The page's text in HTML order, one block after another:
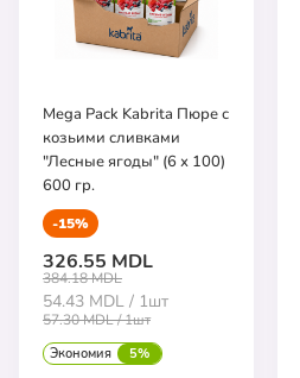
Mega Pack Kabrita Пюре с
козьими сливками
"Лесные ягоды" (6 х 100)
600 гр.
-15%
326.55 MDL
384.18 MDL
54.43 MDL / 1шт
57.30 MDL / 1шт
Экономия 5%